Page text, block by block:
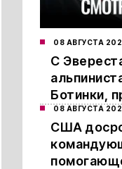
08 АВГУСТА
С
Ботинки,
08 АВГУСТА
США